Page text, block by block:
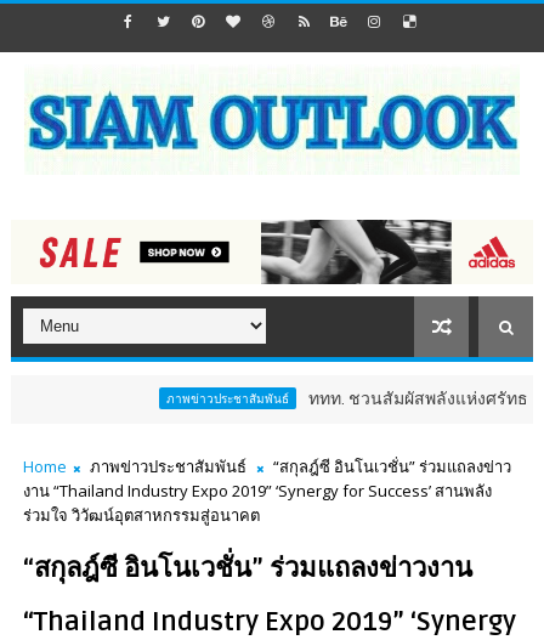
ภาพข่าวประชาสัมพันธ์ ททท. ชวนสัมผัสพลังแห่งศรัทธา ร่วมงาน
Home ภาพข่าวประชาสัมพันธ์
“สกุลฎ์ซี อินโนเวชั่น” ร่วมแถลงข่าว
งาน “Thailand Industry Expo 2019” ‘Synergy for Success’ สานพลัง
ร่วมใจ วิวัฒน์อุตสาหกรรมสู่อนาคต
“สกุลฎ์ซี อินโนเวชั่น” ร่วมแถลงข่าวงาน
“Thailand Industry Expo 2019” ‘Synergy